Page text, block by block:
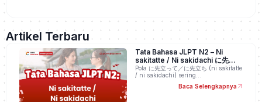
Artikel Terbaru
Tata Bahasa JLPT N2 – Ni
sakitatte / Ni sakidachi に先立っ
て／に先立ち
Pola に先立って／に先立ち (ni sakitatte
/ ni sakidachi) sering…
Baca Selengkapnya